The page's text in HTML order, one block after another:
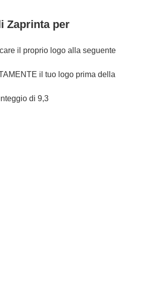
Zaprinta per
il proprio logo alla seguente
il tuo logo prima della
di 9,3